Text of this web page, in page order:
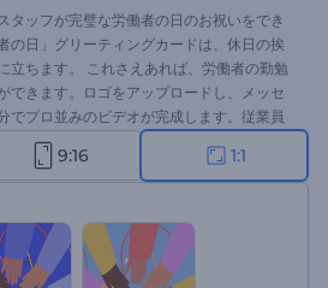
タッフが完璧な労働者の日のお祝いをでき
の日」グリーティングカードは、休日の挨
立ちます。 これさえあれば、労働者の勤勉
できます。ロゴをアップロードし、メッセ
でプロ並みのビデオが完成します。従業員
謝の気持ちをユニークな方法で示してくだ
ぐお試しください。
9:16 1:1